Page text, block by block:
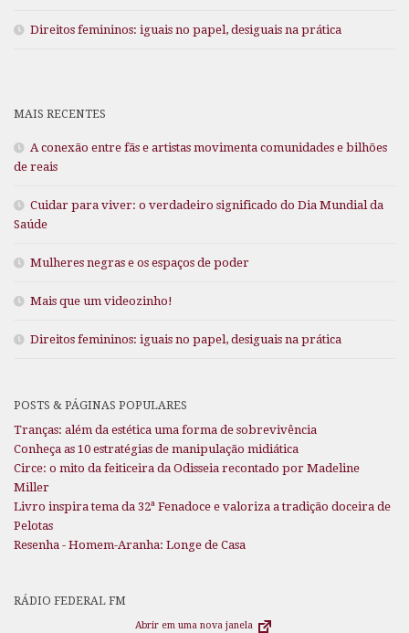
Direitos femininos: iguais no papel, desiguais na prática
MAIS RECENTES
A conexão entre fãs e artistas movimenta comunidades e bilhões
de reais
Cuidar para viver: o verdadeiro significado do Dia Mundial da
Saúde
Mulheres negras e os espaços de poder
Mais que um videozinho!
Direitos femininos: iguais no papel, desiguais na prática
POSTS & PÁGINAS POPULARES
Tranças: além da estética uma forma de sobrevivência
Conheça as 10 estratégias de manipulação midiática
Circe: o mito da feiticeira da Odisseia recontado por Madeline
Miller
Livro inspira tema da 32ª Fenadoce e valoriza a tradição doceira de
Pelotas
Resenha - Homem-Aranha: Longe de Casa
RÁDIO FEDERAL FM
Abrir em uma nova janela